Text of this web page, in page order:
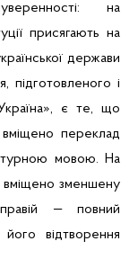
на
присягають на
держави
підготовленого і
», є те, що
вміщено переклад
мовою. На
вміщено зменшену
— повний
його відтворення